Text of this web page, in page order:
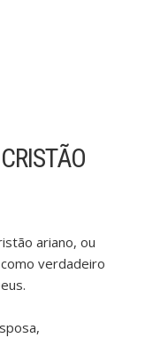
ariano, ou
verdadeiro